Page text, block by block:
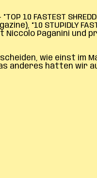
FASTEST
“10 STUPIDLY FAST
Paganini und
wie einst im
anderes hätten wir